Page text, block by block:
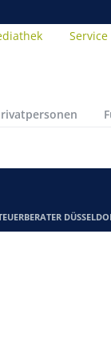
Service